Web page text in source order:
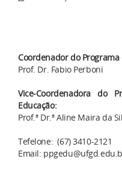
Coordenador do Programa
Prof. Dr. Fabio Perboni
Vice-Coordenadora do
Educação:
Prof.ª Dr.ª Aline Maira da
Tefelone: (67) 3410-2121
Email: